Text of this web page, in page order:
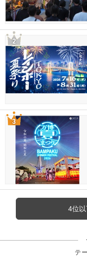
4位
テ